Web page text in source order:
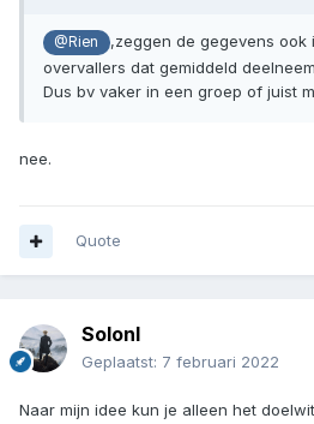
@Rien
,zeggen de gegevens ook
overvallers dat gemiddeld
Dus bv vaker in een groep of juist
nee.
Quote
Solonl
Geplaatst: 7 februari 2022
Naar mijn idee kun je alleen het